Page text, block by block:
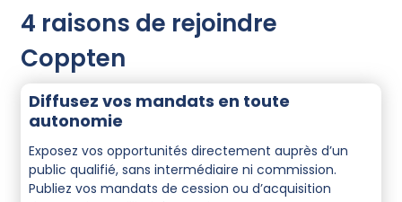
4 raisons de rejoindre
Coppten
Diffusez vos mandats en toute
autonomie
Exposez vos opportunités directement auprès d’un
public qualifié, sans intermédiaire ni commission.
Publiez vos mandats de cession ou d’acquisition